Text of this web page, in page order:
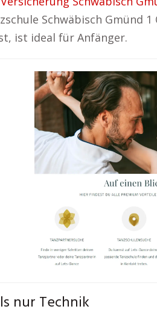
Schwäbisch Gmünd
ist ideal für Anfänger.
nur Technik